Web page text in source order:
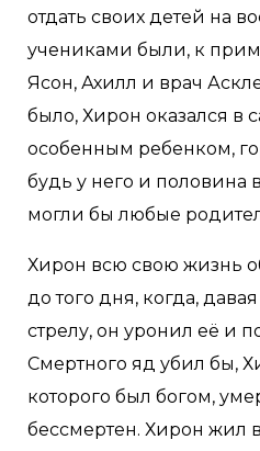
отдать своих детей на
учениками были, к
Ясон, Ахилл и врач
было, Хирон оказался в
особенным ребенком,
будь у него и половина
могли бы любые
Хирон всю свою жизнь
до того дня, когда,
стрелу, он уронил её и
Смертного яд убил бы,
которого был богом,
бессмертен. Хирон жил